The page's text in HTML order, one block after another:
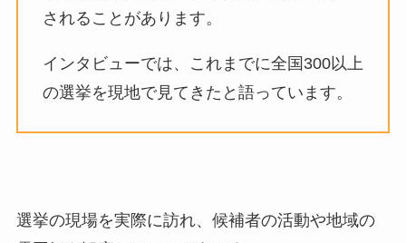
されることがあります。
インタビューでは、これまでに全国300以上
の選挙を現地で見てきたと語っています。
選挙の現場を実際に訪れ、候補者の活動や地域の